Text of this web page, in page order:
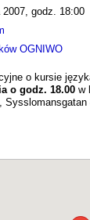
godz. 18:00
OGNIWO
o kursie
o godz. 18.00 w